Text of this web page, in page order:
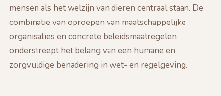
mensen als het welzijn van dieren centraal staan. De
combinatie van oproepen van maatschappelijke
organisaties en concrete beleidsmaatregelen
onderstreept het belang van een humane en
zorgvuldige benadering in wet- en regelgeving.